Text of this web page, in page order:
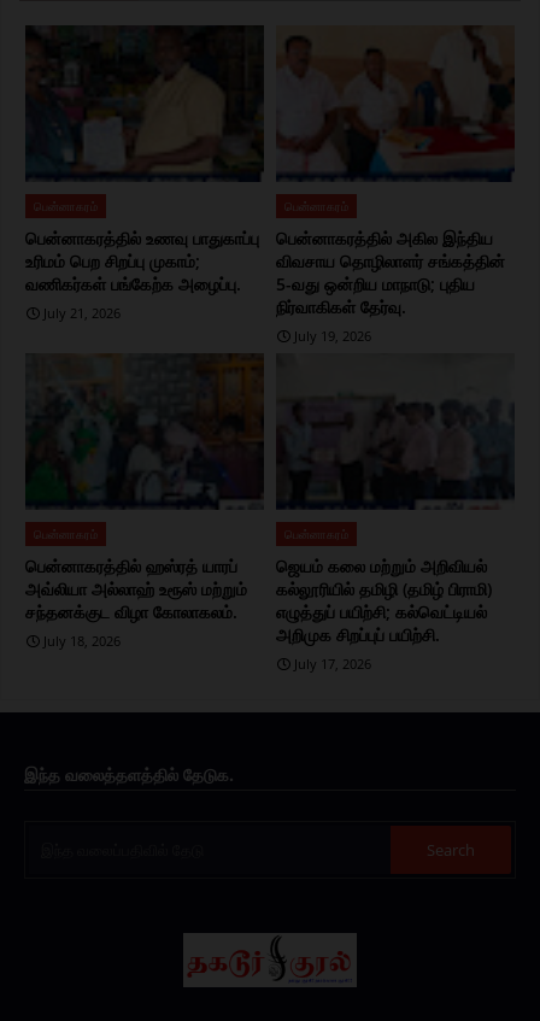
பென்னாகரம்
பென்னாகரத்தில் உணவு பாதுகாப்பு
உரிமம் பெற சிறப்பு முகாம்;
வணிகர்கள் பங்கேற்க அழைப்பு.
July 21, 2026
பென்னாகரம்
பென்னாகரத்தில் அகில இந்திய
விவசாய தொழிலாளர் சங்கத்தின்
5-வது ஒன்றிய மாநாடு; புதிய
நிர்வாகிகள் தேர்வு.
July 19, 2026
பென்னாகரம்
பென்னாகரத்தில் ஹஸ்ரத் யாரப்
அவ்லியா அல்லாஹ் உரூஸ் மற்றும்
சந்தனக்குட விழா கோலாகலம்.
July 18, 2026
பென்னாகரம்
ஜெயம் கலை மற்றும் அறிவியல்
கல்லூரியில் தமிழி (தமிழ் பிராமி)
எழுத்துப் பயிற்சி; கல்வெட்டியல்
அறிமுக சிறப்புப் பயிற்சி.
July 17, 2026
இந்த வலைத்தளத்தில் தேடுக.